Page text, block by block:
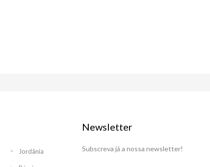
Jordânia
Newsletter
Subscreva já a nossa newsletter!